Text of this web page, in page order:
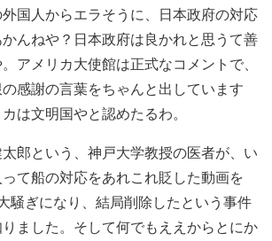
国人からエラそうに、日本政府の対応
んねや？日本政府は良かれと思うて善
アメリカ大使館は正式なコメントで、
感謝の言葉をちゃんと出しています
は文明国やと認めたるわ。
郎という、神戸大学教授の医者が、い
て船の対応をあれこれ貶した動画を
騒ぎになり、結局削除したという事件
ました。そして何でもええからとにか